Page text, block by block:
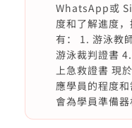
WhatsApp或
度和了解進度
有： 1. 游泳教
游泳裁判證書
上急救證書 現
應學員的程度
會為學員準備